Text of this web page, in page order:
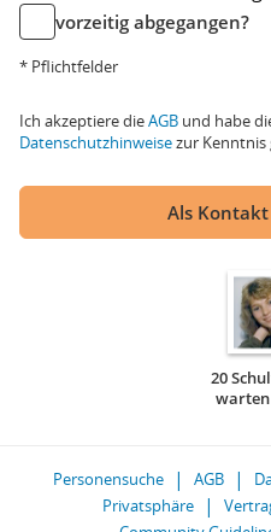
vorzeitig abgegangen?
* Pflichtfelder
Ich akzeptiere dieAGB und habe
Datenschutzhinweisezur
Als
20
warten
Personensuche AGB
Privatsphäre